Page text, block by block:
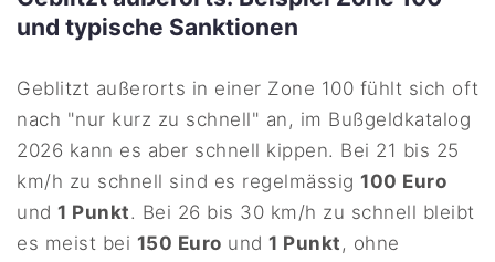
und typische Sanktionen
Geblitzt außerorts in einer Zone 100 fühlt sich oft
nach "nur kurz zu schnell" an, im Bußgeldkatalog
2026 kann es aber schnell kippen. Bei 21 bis 25
km/h zu schnell sind es regelmässig100 Euro
und1 Punkt. Bei 26 bis 30 km/h zu schnell bleibt
es meist bei 150 Euro und1 Punkt, ohne